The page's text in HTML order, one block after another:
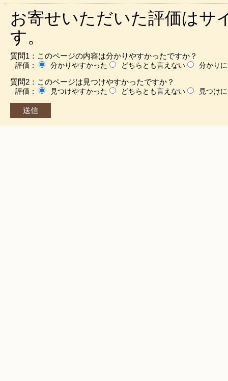
お寄せいただいた評価はサ
す。
質問1：このページの内容は分かりやすかったですか？
評価： 分かりやすかった どちらとも言えない 分かり
質問2：このページは見つけやすかったですか？
評価： 見つけやすかった どちらとも言えない 見つけ